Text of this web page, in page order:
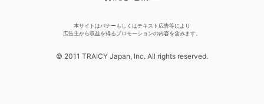
本サイトはバナーもしくはテキスト広告等により
広告主から収益を得るプロモーションの内容を含みます。
© 2011 TRAICY Japan, Inc. All rights reserved.